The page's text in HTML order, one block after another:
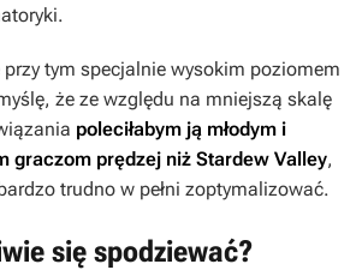
przy tym specjalnie wysokim poziomem
że ze względu na mniejszą skalę
poleciłabym ją młodym i
graczom prędzej niż Stardew Valley,
trudno w pełni zoptymalizować.
się spodziewać?